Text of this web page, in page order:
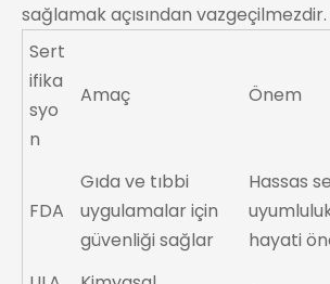
sağlamak açısından vazgeçilmezdir.
Sert
ifika
syo
n
Amaç Önem
FDA
Gıda ve tıbbi
uygulamalar için
güvenliği sağlar
Hassas
hayati